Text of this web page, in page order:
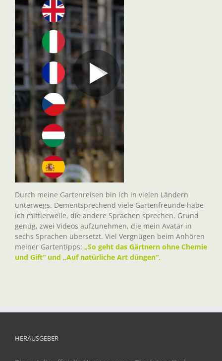
Durch meine Gartenreisen bin ich in vielen Ländern
unterwegs. Dementsprechend viele Gartenfreunde habe
ich mittlerweile, die andere Sprachen sprechen. Grund
genug, zwei Videos aufzunehmen, die mein Avatar in
sechs Sprachen übersetzt. Viel Vergnügen beim Anhören
meiner Gartentipps: „So geht das Gärtnern ohne Chemie
und Gift“ und „Auf natürliche Art düngen“.
HERAUSGEBER